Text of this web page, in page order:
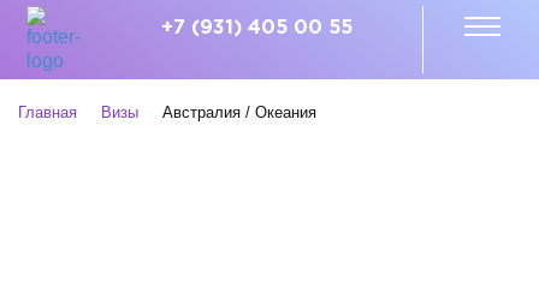
+7 (931) 405 00 55
Главная Визы Австралия / Океания